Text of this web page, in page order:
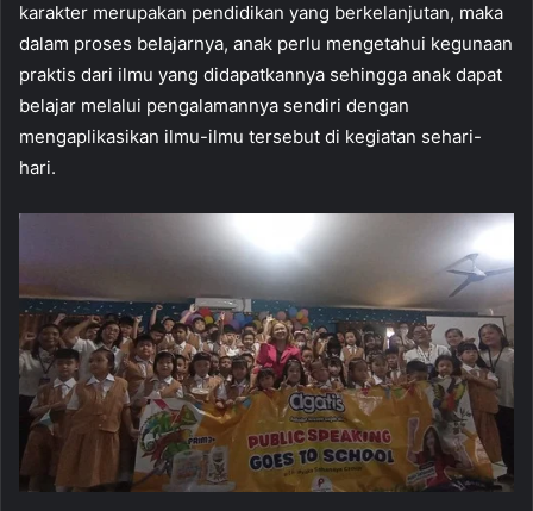
karakter merupakan pendidikan yang berkelanjutan, maka
dalam proses belajarnya, anak perlu mengetahui kegunaan
praktis dari ilmu yang didapatkannya sehingga anak dapat
belajar melalui pengalamannya sendiri dengan
mengaplikasikan ilmu-ilmu tersebut di kegiatan sehari-
hari.